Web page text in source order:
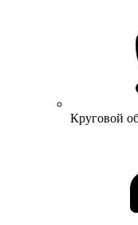
Круговой